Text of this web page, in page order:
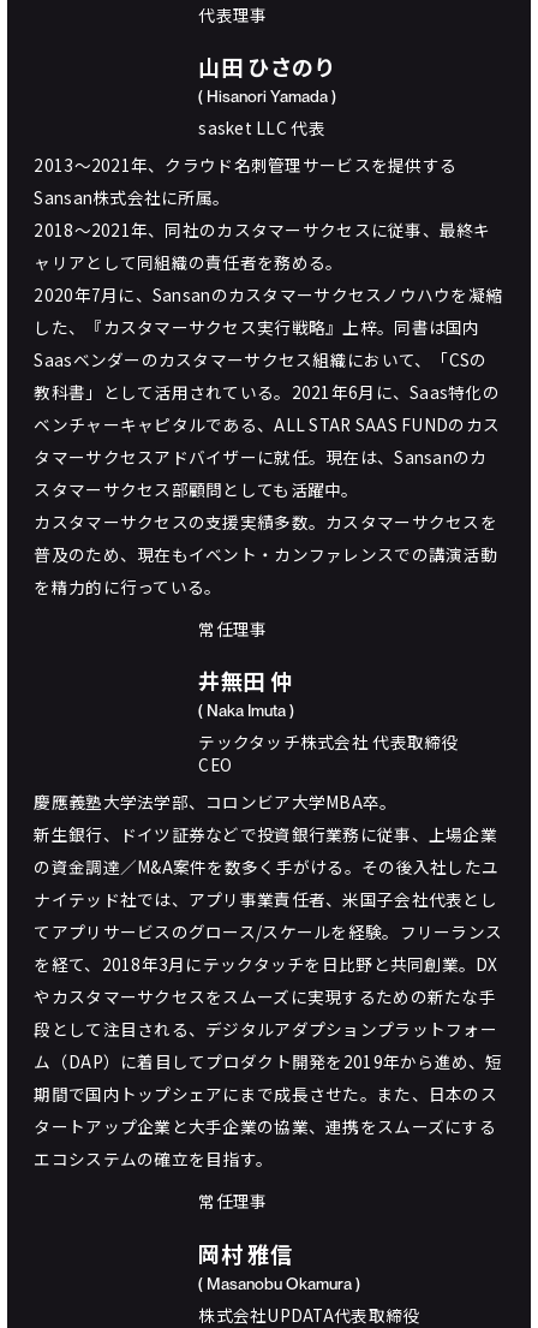
代表理事
山田 ひさのり
( Hisanori Yamada )
sasket LLC 代表
2013〜2021年、クラウド名刺管理サービスを提供する
Sansan株式会社に所属。
2018〜2021年、同社のカスタマーサクセスに従事、最終キ
ャリアとして同組織の責任者を務める。
2020年7月に、Sansanのカスタマーサクセスノウハウを凝縮
した、『カスタマーサクセス実行戦略』上梓。同書は国内
Saasベンダーのカスタマーサクセス組織において、「CSの
教科書」として活用されている。2021年6月に、Saas特化の
ベンチャーキャピタルである、ALL STAR SAAS FUNDのカス
タマーサクセスアドバイザーに就任。現在は、Sansanのカ
スタマーサクセス部顧問としても活躍中。
カスタマーサクセスの支援実績多数。カスタマーサクセスを
普及のため、現在もイベント・カンファレンスでの講演活動
を精力的に行っている。
常任理事
井無田 仲
( Naka Imuta )
テックタッチ株式会社 代表取締役
CEO
慶應義塾大学法学部、コロンビア大学MBA卒。
新生銀行、ドイツ証券などで投資銀行業務に従事、上場企業
の資金調達／M&A案件を数多く手がける。その後入社したユ
ナイテッド社では、アプリ事業責任者、米国子会社代表とし
てアプリサービスのグロース/スケールを経験。フリーランス
を経て、2018年3月にテックタッチを日比野と共同創業。DX
やカスタマーサクセスをスムーズに実現するための新たな手
段として注目される、デジタルアダプションプラットフォー
ム（DAP）に着目してプロダクト開発を2019年から進め、短
期間で国内トップシェアにまで成長させた。また、日本のス
タートアップ企業と大手企業の協業、連携をスムーズにする
エコシステムの確立を目指す。
常任理事
岡村 雅信
( Masanobu Okamura )
株式会社UPDATA代表取締役